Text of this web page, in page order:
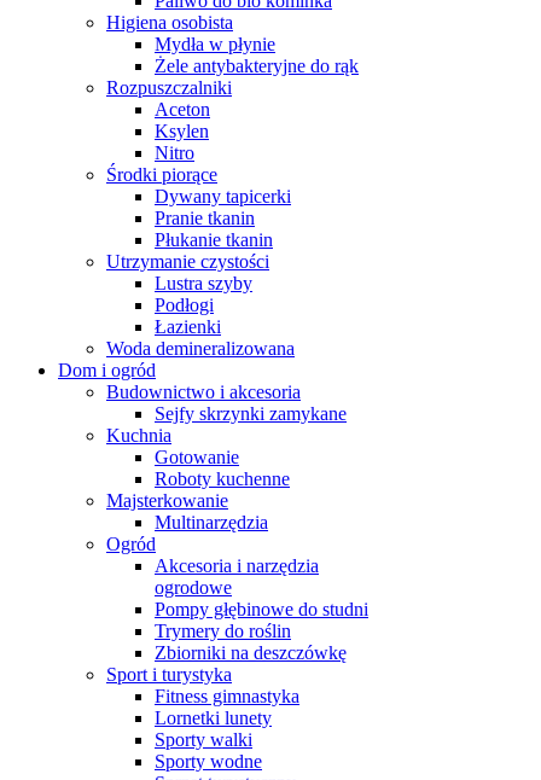
Higiena osobista
Mydła w płynie
Żele antybakteryjne do rąk
Rozpuszczalniki
Aceton
Ksylen
Nitro
Środki piorące
Dywany tapicerki
Pranie tkanin
Płukanie tkanin
Utrzymanie czystości
Lustra szyby
Podłogi
Łazienki
Woda demineralizowana
Dom i ogród
Budownictwo i akcesoria
Sejfy skrzynki zamykane
Kuchnia
Gotowanie
Roboty kuchenne
Majsterkowanie
Multinarzędzia
Ogród
Akcesoria i narzędzia
ogrodowe
Pompy głębinowe do studni
Trymery do roślin
Zbiorniki na deszczówkę
Sport i turystyka
Fitness gimnastyka
Lornetki lunety
Sporty walki
Sporty wodne